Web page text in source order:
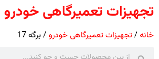
تجهیزات تعمیرگاهی خودرو
خانه تجهیزات تعمیرگاهی خودرو برگه 17